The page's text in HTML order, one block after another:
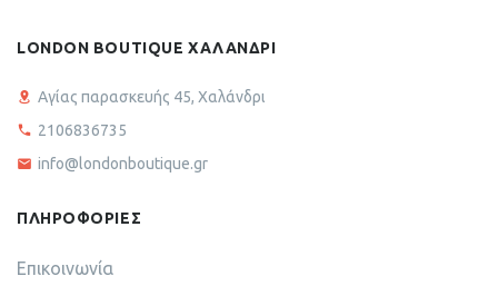
LONDON BOUTIQUE ΧΑΛΑΝΔΡΙ
Αγίας παρασκευής 45, Χαλάνδρι
2106836735
info@londonboutique.gr
ΠΛΗΡΟΦΟΡΙΕΣ
Επικοινωνία